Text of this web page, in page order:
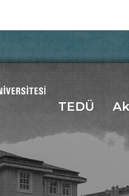
gezinti
menüsü
TEDÜ